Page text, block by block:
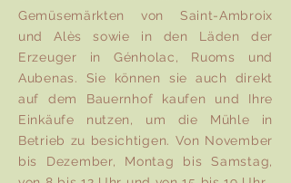
Gemüsemärkten von Saint-Ambroix
und Alès sowie in den Läden der
Erzeuger in Génholac, Ruoms und
Aubenas. Sie können sie auch direkt
auf dem Bauernhof kaufen und Ihre
Einkäufe nutzen, um die Mühle in
Betrieb zu besichtigen. Von November
bis Dezember, Montag bis Samstag,